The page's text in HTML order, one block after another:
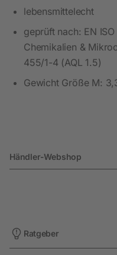
lebensmittelecht
geprüft nach: EN
Chemikalien &
455/1-4 (AQL 1.5)
Gewicht Größe M:
Händler-Webshop
Ratgeber